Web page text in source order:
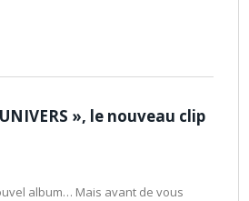
», le nouveau clip
album… Mais avant de vous